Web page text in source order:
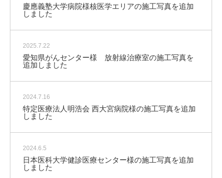
慶應義塾大学病院様核医学エリアの施工写真を追加
しました
2025.7.22
愛知県がんセンター様 放射線治療室の施工写真を
追加しました
2024.7.16
特定医療法人明浩会 西大宮病院様の施工写真を追加
しました
2024.6.5
日本医科大学健診医療センター様の施工写真を追加
しました